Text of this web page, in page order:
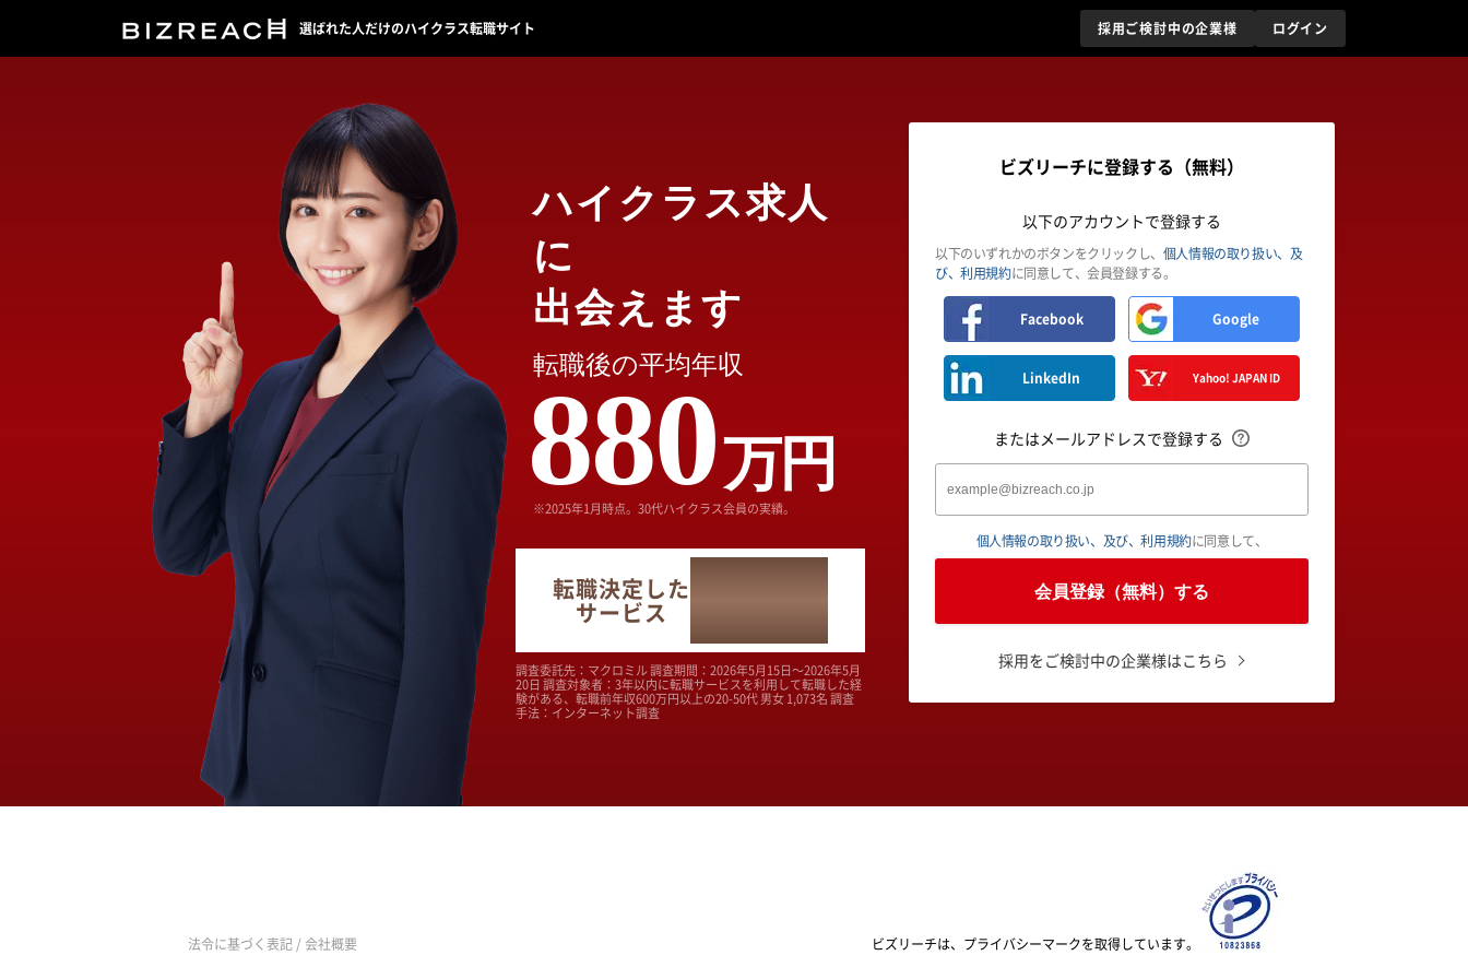
選ばれた人だけのハイクラス転職サイト 採用ご検討中の企業様 ログイン
ハイクラス求人
に
出会えます
転職後の平均年収
880万円
※2025年1月時点。30代ハイクラス会員の実績。
転職決定した
サービス No.1
調査委託先：マクロミル 調査期間：2026年5月15日～2026年5月
20日 調査対象者：3年以内に転職サービスを利用して転職した経
験がある、転職前年収600万円以上の20-50代 男女 1,073名 調査
手法：インターネット調査
ビズリーチに登録する（無料）
以下のアカウントで登録する
以下のいずれかのボタンをクリックし、 個人情報の取り扱い、及
び、利用規約に同意して、会員登録する。
Facebook Google
LinkedIn Yahoo! JAPAN ID
またはメールアドレスで登録する
個人情報の取り扱い、及び、利用規約に同意して、
会員登録（無料）する
採用をご検討中の企業様はこちら
法令に基づく表記 /会社概要 ビズリーチは、プライバシーマークを取得しています。